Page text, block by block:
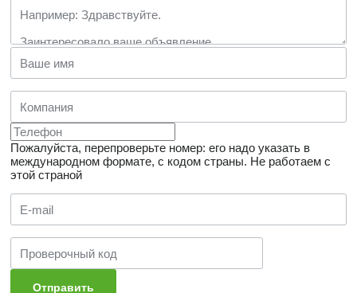
Пожалуйста, перепроверьте номер: его надо указать в
международном формате, с кодом страны. Не работаем с
этой страной